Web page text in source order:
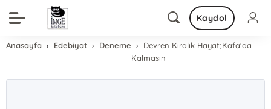
Kaydol
Anasayfa Edebiyat Deneme
Devren Kiralık Hayat;Kafa'da
Kalmasın